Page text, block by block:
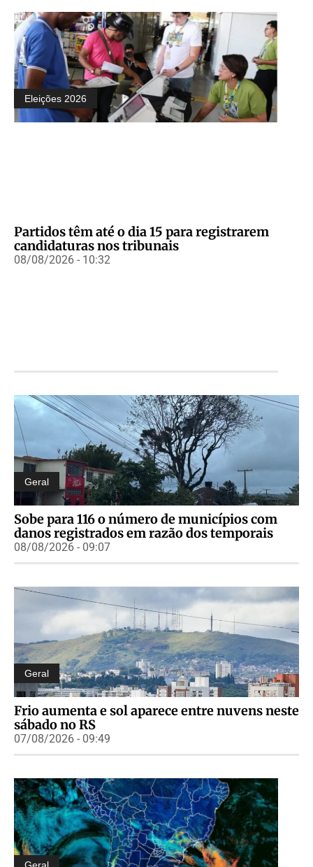
Eleições 2026
Partidos têm até o dia 15 para registrarem
candidaturas nos tribunais
08/08/2026 - 10:32
Geral
Sobe para 116 o número de municípios com
danos registrados em razão dos temporais
08/08/2026 - 09:07
Geral
Frio aumenta e sol aparece entre nuvens neste
sábado no RS
07/08/2026 - 09:49
Geral